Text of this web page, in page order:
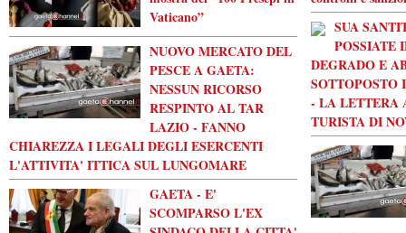
Vaticano”
NUOVO MERCATO DEL
PESCE A GAETA:
NESSUN RICORSO
RESPINTO AL TAR
LAZIO - FANNO
CHIAREZZA I LEGALI DEGLI ESERCENTI
L'ATTIVITA' ITTICA SUL LUNGOMARE
GAETA - E'
SCOMPARSO L'EX
SUA
POSSIATE
DEGRADO E
SOTTOPOSTO
- LA LETTERA
TURISTA DI